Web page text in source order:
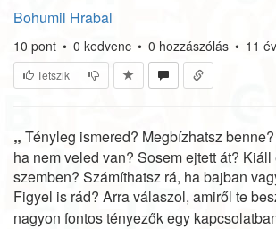
Bohumil Hrabal
10 pont • 0 kedvenc • 0 hozzászólás • 11
Tetszik
„ Tényleg ismered? Megbízhatsz
ha nem veled van? Sosem ejtett át?
szemben? Számíthatsz rá, ha bajban
Figyel is rád? Arra válaszol, amiről te
nagyon fontos tényezők egy